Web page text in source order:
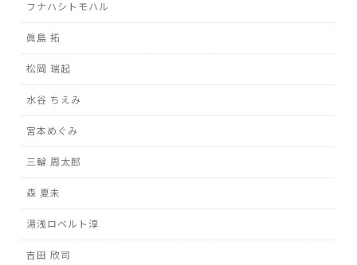
フナハシトモハル
眞島 拓
松岡 瑞起
水谷 ちえみ
宮本めぐみ
三輪 周太郎
森 夏未
湯浅ロベルト淳
吉田 欣司